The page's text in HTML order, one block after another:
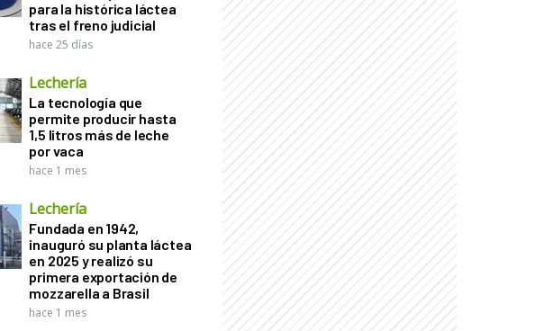
para la histórica láctea
tras el freno judicial
hace 25 días
Lechería
La tecnología que
permite producir hasta
1,5 litros más de leche
por vaca
hace 1 mes
Lechería
Fundada en 1942,
inauguró su planta láctea
en 2025 y realizó su
primera exportación de
mozzarella a Brasil
hace 1 mes